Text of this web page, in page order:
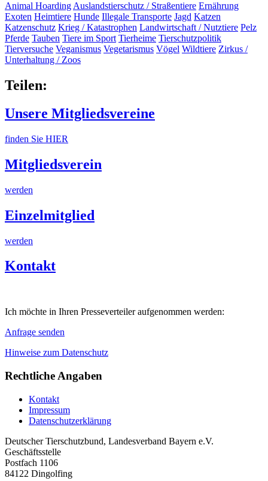
Animal Hoarding Auslandstierschutz / Straßentiere Ernährung
Exoten Heimtiere Hunde Illegale Transporte Jagd Katzen
Katzenschutz Krieg / Katastrophen Landwirtschaft / Nutztiere Pelz
Pferde Tauben Tiere im Sport Tierheime Tierschutzpolitik
Tierversuche Veganismus Vegetarismus Vögel Wildtiere Zirkus /
Unterhaltung / Zoos
Teilen:
Unsere Mitgliedsvereine
finden Sie HIER
Mitgliedsverein
werden
Einzelmitglied
werden
Kontakt
Ich möchte in Ihren Presseverteiler aufgenommen werden:
Anfrage senden
Hinweise zum Datenschutz
Rechtliche Angaben
Kontakt
Impressum
Datenschutzerklärung
Deutscher Tierschutzbund, Landesverband Bayern e.V.
Geschäftsstelle
Postfach 1106
84122 Dingolfing